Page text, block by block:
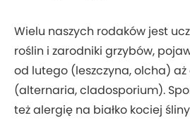
Wielu naszych rodaków jest
roślin i zarodniki grzybów,
od lutego (leszczyna, olcha)
(alternaria, cladosporium).
też alergię na białko kociej